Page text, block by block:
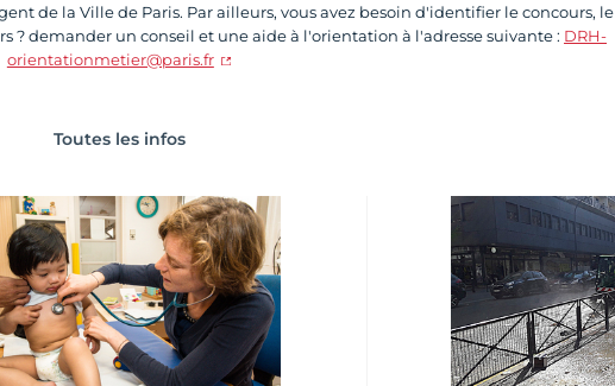
de la Ville de Paris. Par ailleurs, vous avez besoin d'identifier le concours, le
? demander un conseil et une aide à l'orientation à l'adresse suivante : DRH-
orientationmetier@paris.fr
Toutes les infos